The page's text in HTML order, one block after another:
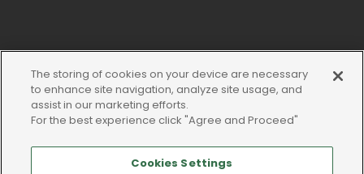
The storing of cookies on your device are necessary
to enhance site navigation, analyze site usage, and
assist in our marketing efforts.
For the best experience click "Agree and Proceed"
Cookies Settings